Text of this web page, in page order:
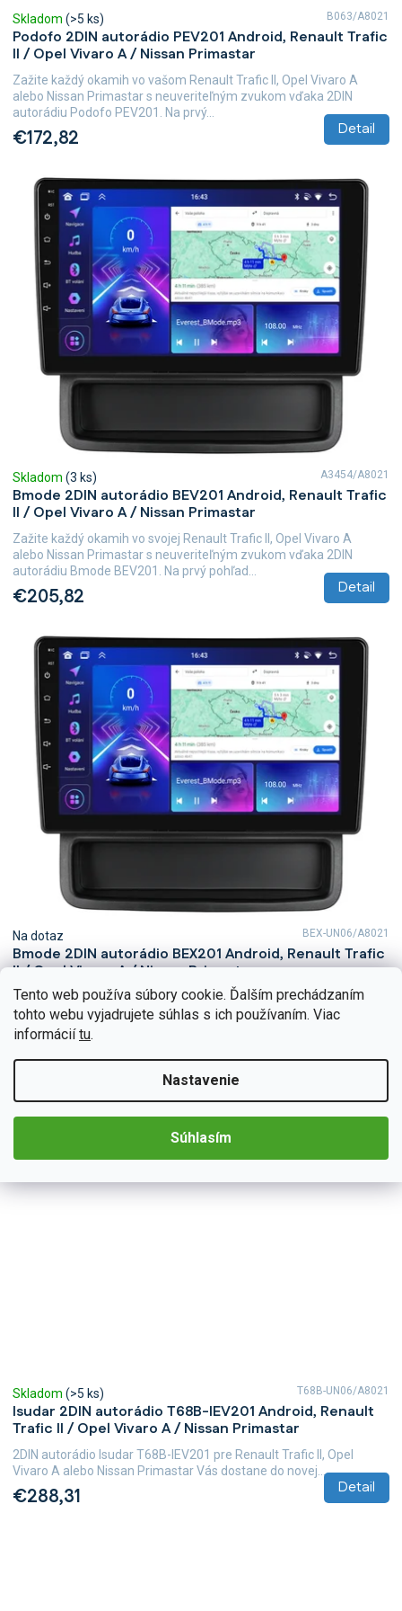
Tento web používa súbory cookie. Ďalším prechádzaním
tohto webu vyjadrujete súhlas s ich používaním. Viac
informáciítu.
Nastavenie
Súhlasím
Podofo 2DIN autorádio PEV201 Android, Renault Trafic
II / Opel Vivaro A / Nissan Primastar
Skladom (>5 ks)
€172,82 Detail
Zažite každý okamih vo vašom Renault Trafic II, Opel Vivaro A
alebo Nissan Primastar s neuveriteľným zvukom vďaka 2DIN
autorádiu Podofo PEV201. Na prvý...
B063/A8021
Bmode 2DIN autorádio BEV201 Android, Renault Trafic
II / Opel Vivaro A / Nissan Primastar
Skladom (3 ks)
€205,82 Detail
Zažite každý okamih vo svojej Renault Trafic II, Opel Vivaro A
alebo Nissan Primastar s neuveriteľným zvukom vďaka 2DIN
autorádiu Bmode BEV201. Na prvý pohľad...
A3454/A8021
Bmode 2DIN autorádio BEX201 Android, Renault Trafic
II / Opel Vivaro A / Nissan Primastar
Na dotaz
€226,44
Zažite každý okamih vo svojej Renault Trafic II, Opel Vivaro A
alebo Nissan Primastar s neuveriteľným zvukom vďaka 2DIN
autorádiu Bmode BEX201. Na prvý pohľad...
BEX-UN06/A8021
Isudar 2DIN autorádio T68B-IEV201 Android, Renault
Trafic II / Opel Vivaro A / Nissan Primastar
Skladom (>5 ks)
€288,31 Detail
2DIN autorádio Isudar T68B-IEV201 pre Renault Trafic II, Opel
Vivaro A alebo Nissan Primastar Vás dostane do novej...
T68B-UN06/A8021